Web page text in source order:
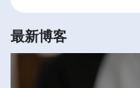
最新博客